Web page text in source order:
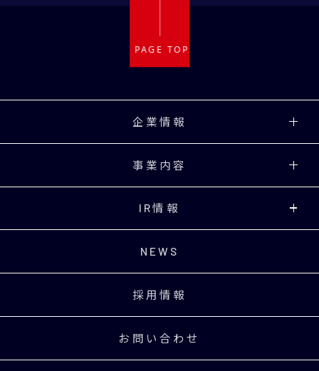
企業情報
事業内容
IR情報
NEWS
採用情報
お問い合わせ